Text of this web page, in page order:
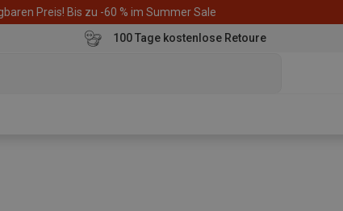
Preis! Bis zu -60 % im Summer Sale
100 Tage kostenlose Retoure